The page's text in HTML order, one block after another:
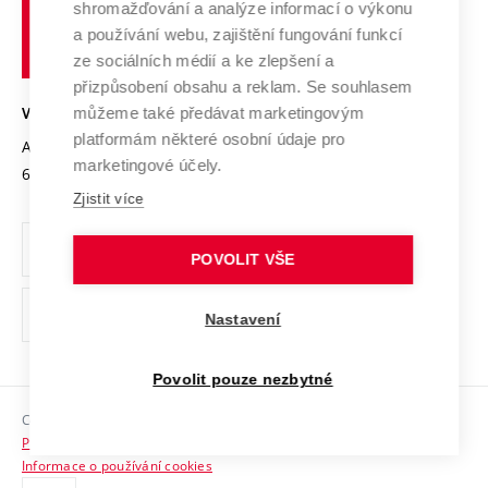
Transfer znalostí
Open Science
Projekty
Projekty ze strukturálních fondů
Specifický výzkum
Služby univerzity
Mezinárodní dohody
Univerzitní sítě
Udržitelná univerzita
Podnikavá univerzita / ContriBUTe
Bezpečná univerzita
Vyznamenání
Organizační struktura
Ochrana osobních údajů
odkaz)
Sociální bezpečí
HR Award
učení
technické
VYSOKÉ UČENÍ TECHNICKÉ V BRNĚ
Antonínská 548/1
602 00 Brno
www.vut.cz
vut@vutbr.cz
Copyright © 2026 VUT
Prohlášení o přístupnosti
Informace o používání cookies
shromažďování a analýze informací o výkonu
a používání webu, zajištění fungování funkcí
ze sociálních médií a ke zlepšení a
přizpůsobení obsahu a reklam. Se souhlasem
můžeme také předávat marketingovým
platformám některé osobní údaje pro
marketingové účely.
Zjistit více
POVOLIT VŠE
Nastavení
Povolit pouze nezbytné